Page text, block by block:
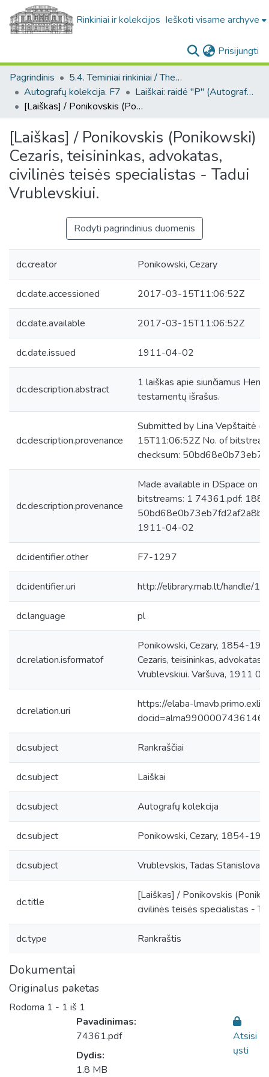
Rinkiniai ir kolekcijos Ieškoti visame archyve
Prisijungti
Pagrindinis
5.4. Teminiai rinkiniai / Thematic collections
Autografų kolekcija. F7
Laiškai: raidė "P" (Autografų kolekcija. F7)
[Laiškas] / Ponikovskis (Ponikowski) Cezaris, teisininkas, advokatas, civilinės teisės specialistas - Tadui Vrublevskiui.
[Laiškas] / Ponikovskis (Ponikowski)
Cezaris, teisininkas, advokatas,
civilinės teisės specialistas - Tadui
Vrublevskiui.
Rodyti pagrindinius duomenis
dc.creator Ponikowski, Cezary
dc.date.accessioned 2017-03-15T11:06:52Z
dc.date.available 2017-03-15T11:06:52Z
dc.date.issued 1911-04-02
dc.description.abstract
1 laiškas apie siunčiamus
testamentų išrašus.
dc.description.provenance
Submitted by Lina Vepštaitė
15T11:06:52Z No. of
checksum:
dc.description.provenance
Made available in DSpace on
bitstreams: 1 74361.pdf:
1911-04-02
dc.identifier.other F7-1297
dc.identifier.uri http://elibrary.mab.lt/handle/1/
dc.language pl
dc.relation.isformatof
Ponikowski, Cezary, 1854-
Cezaris, teisininkas,
Vrublevskiui. Varšuva, 1911
dc.relation.uri
https://elaba-
dc.subject Rankraščiai
dc.subject Laiškai
dc.subject Autografų kolekcija
dc.subject Ponikowski, Cezary, 1854-
dc.subject Vrublevskis, Tadas
dc.title
[Laiškas] / Ponikovskis
civilinės teisės specialistas -
dc.type Rankraštis
Dokumentai
Originalus paketas
Rodoma 1 - 1 iš 1
Pavadinimas:
74361.pdf
Dydis:
1.8 MB
Atsisi
ųsti